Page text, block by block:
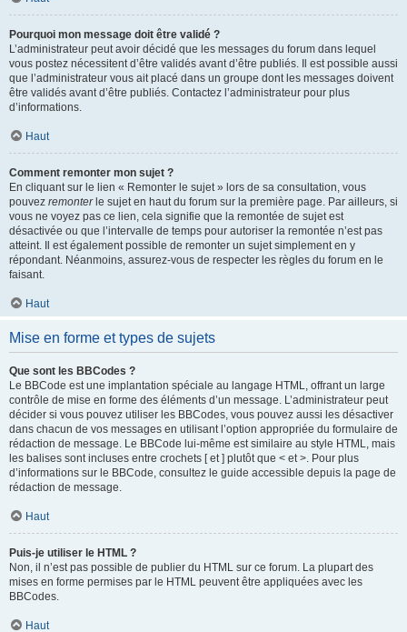
Pourquoi mon message doit être validé ?
L’administrateur peut avoir décidé que les messages du forum dans lequel
vous postez nécessitent d’être validés avant d’être publiés. Il est possible aussi
que l’administrateur vous ait placé dans un groupe dont les messages doivent
être validés avant d’être publiés. Contactez l’administrateur pour plus
d’informations.
Haut
Comment remonter mon sujet ?
En cliquant sur le lien « Remonter le sujet » lors de sa consultation, vous
pouvez remonterle sujet en haut du forum sur la première page. Par ailleurs, si
vous ne voyez pas ce lien, cela signifie que la remontée de sujet est
désactivée ou que l’intervalle de temps pour autoriser la remontée n’est pas
atteint. Il est également possible de remonter un sujet simplement en y
répondant. Néanmoins, assurez-vous de respecter les règles du forum en le
faisant.
Haut
Mise en forme et types de sujets
Que sont les BBCodes ?
Le BBCode est une implantation spéciale au langage HTML, offrant un large
contrôle de mise en forme des éléments d’un message. L’administrateur peut
décider si vous pouvez utiliser les BBCodes, vous pouvez aussi les désactiver
dans chacun de vos messages en utilisant l’option appropriée du formulaire de
rédaction de message. Le BBCode lui-même est similaire au style HTML, mais
les balises sont incluses entre crochets [ et ] plutôt que < et >. Pour plus
d’informations sur le BBCode, consultez le guide accessible depuis la page de
rédaction de message.
Haut
Puis-je utiliser le HTML ?
Non, il n’est pas possible de publier du HTML sur ce forum. La plupart des
mises en forme permises par le HTML peuvent être appliquées avec les
BBCodes.
Haut